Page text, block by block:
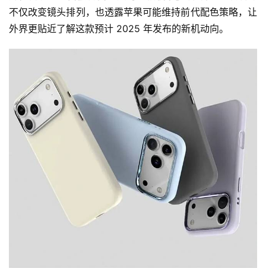
不仅改变镜头排列，也透露苹果可能维持前代配色策略，让
外界更贴近了解这款预计 2025 年发布的新机动向。